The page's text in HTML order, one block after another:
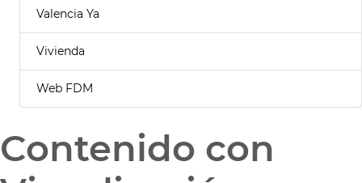
Valencia Ya
Vivienda
Web FDM
Contenido con